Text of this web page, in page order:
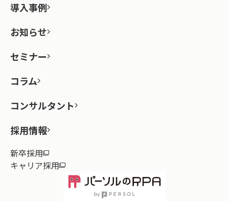
導入事例
お知らせ
セミナー
コラム
コンサルタント
採用情報
新卒採用
キャリア採用